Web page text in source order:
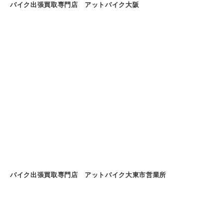
バイク出張買取専門店 アットバイク大阪
バイク出張買取専門店 アットバイク大東市営業所